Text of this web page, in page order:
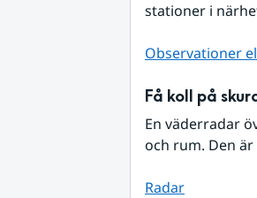
stationer i
Observationer
Få koll på
En väderradar
och rum. Den
Radar